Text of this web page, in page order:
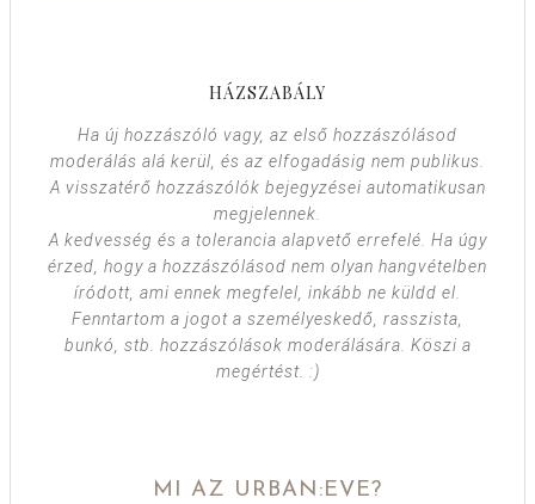
HÁZSZABÁLY
Ha új hozzászóló vagy, az első hozzászólásod
moderálás alá kerül, és az elfogadásig nem publikus.
A visszatérő hozzászólók bejegyzései automatikusan
megjelennek.
A kedvesség és a tolerancia alapvető errefelé. Ha úgy
érzed, hogy a hozzászólásod nem olyan hangvételben
íródott, ami ennek megfelel, inkább ne küldd el.
Fenntartom a jogot a személyeskedő, rasszista,
bunkó, stb. hozzászólások moderálására. Köszi a
megértést. :)
MI AZ URBAN:EVE?